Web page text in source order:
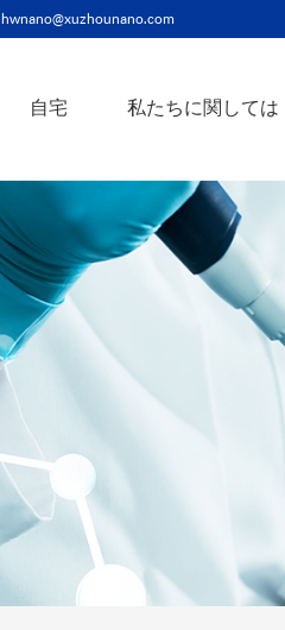
hwnano@xuzhounano.com
自宅 私たちに関しては